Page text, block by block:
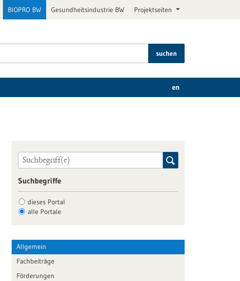
BIOPRO BW Gesundheitsindustrie BW Projektseiten
suchen
en
Suchbegriffe
dieses Portal
alle Portale
Allgemein
Fachbeiträge
Förderungen